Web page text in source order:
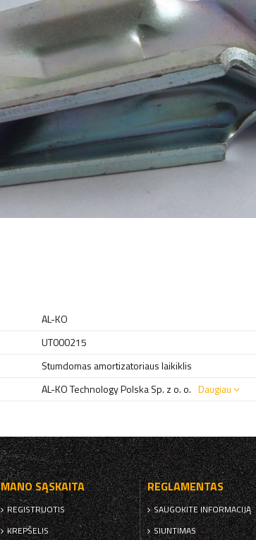
AL-KO
UT000215
Stumdomas amortizatoriaus laikiklis
AL-KO Technology Polska Sp. z o. o. Daugiau
MANO SĄSKAITA
REGISTRUOTIS
KREPŠELIS
REGLAMENTAS
SAUGOKITE INFORMACIJĄ
SIUNTIMAS